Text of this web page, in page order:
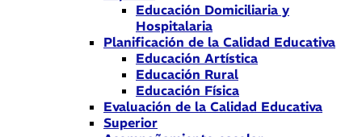
Educación Domiciliaria y
Hospitalaria
Planificación de la Calidad Educativa
Educación Artística
Educación Rural
Educación Física
Evaluación de la Calidad Educativa
Superior